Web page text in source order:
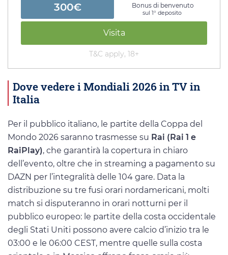
300€ Bonus di benvenuto
sul 1° deposito
Visita
T&C apply, 18+
Dove vedere i Mondiali 2026 in TV in
Italia
Per il pubblico italiano, le partite della Coppa del
Mondo 2026 saranno trasmesse su Rai (Rai 1 e
RaiPlay), che garantirà la copertura in chiaro
dell’evento, oltre che in streaming a pagamento su
DAZN per l’integralità delle 104 gare. Data la
distribuzione su tre fusi orari nordamericani, molti
match si disputeranno in orari notturni per il
pubblico europeo: le partite della costa occidentale
degli Stati Uniti possono avere calcio d’inizio tra le
03:00 e le 06:00 CEST, mentre quelle sulla costa